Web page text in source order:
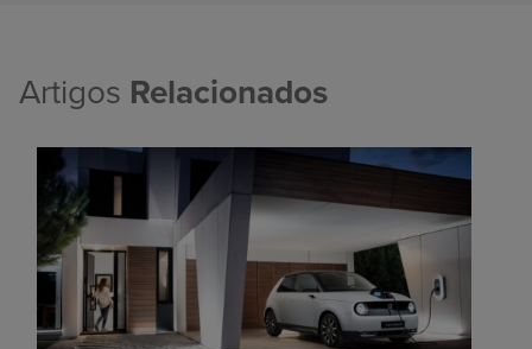
Artigos Relacionados